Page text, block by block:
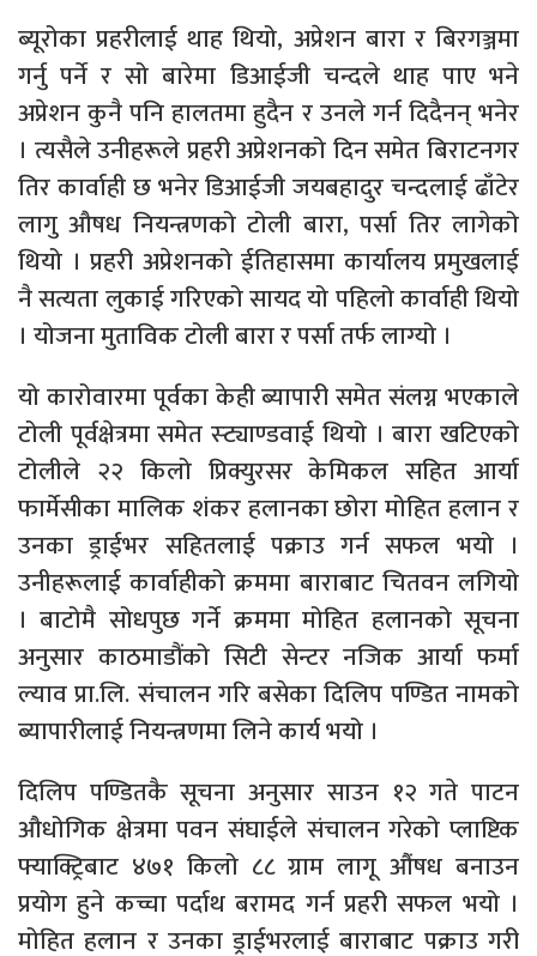
ब्यूरोका प्रहरीलाई थाह थियो, अप्रेशन बारा र बिरगञ्जमा
गर्नु पर्ने र सो बारेमा डिआईजी चन्दले थाह पाए भने
अप्रेशन कुनै पनि हालतमा हुदैन र उनले गर्न दिदैनन् भनेर
। त्यसैले उनीहरूले प्रहरी अप्रेशनको दिन समेत बिराटनगर
तिर कार्वाही छ भनेर डिआईजी जयबहादुर चन्दलाई ढाँटेर
लागु औषध नियन्त्रणको टोली बारा, पर्सा तिर लागेको
थियो । प्रहरी अप्रेशनको ईतिहासमा कार्यालय प्रमुखलाई
नै सत्यता लुकाई गरिएको सायद यो पहिलो कार्वाही थियो
। योजना मुताविक टोली बारा र पर्सा तर्फ लाग्यो ।
यो कारोवारमा पूर्वका केही ब्यापारी समेत संलग्न भएकाले
टोली पूर्वक्षेत्रमा समेत स्ट्याण्डवाई थियो । बारा खटिएको
टोलीले २२ किलो प्रिक्युरसर केमिकल सहित आर्या
फार्मेसीका मालिक शंकर हलानका छोरा मोहित हलान र
उनका ड्राईभर सहितलाई पक्राउ गर्न सफल भयो ।
उनीहरूलाई कार्वाहीको क्रममा बाराबाट चितवन लगियो
। बाटोमै सोधपुछ गर्ने क्रममा मोहित हलानको सूचना
अनुसार काठमाडौंको सिटी सेन्टर नजिक आर्या फर्मा
ल्याव प्रा.लि. संचालन गरि बसेका दिलिप पण्डित नामको
ब्यापारीलाई नियन्त्रणमा लिने कार्य भयो ।
दिलिप पण्डितकै सूचना अनुसार साउन १२ गते पाटन
औधोगिक क्षेत्रमा पवन संघाईले संचालन गरेको प्लाष्टिक
फ्याक्ट्रिबाट ४७१ किलो ८८ ग्राम लागू औंषध बनाउन
प्रयोग हुने कच्चा पर्दाथ बरामद गर्न प्रहरी सफल भयो ।
मोहित हलान र उनका ड्राईभरलाई बाराबाट पक्राउ गरी